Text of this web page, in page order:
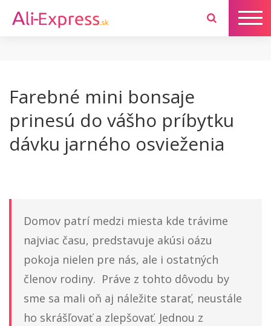
Farebné mini bonsaje
prinesú do vášho príbytku
dávku jarného osvieženia
Domov patrí medzi miesta kde trávime
najviac času, predstavuje akúsi oázu
pokoja nielen pre nás, ale i ostatných
členov rodiny. Práve z tohto dôvodu by
sme sa mali oň aj náležite starať, neustále
ho skrášľovať a zlepšovať. Jednou z